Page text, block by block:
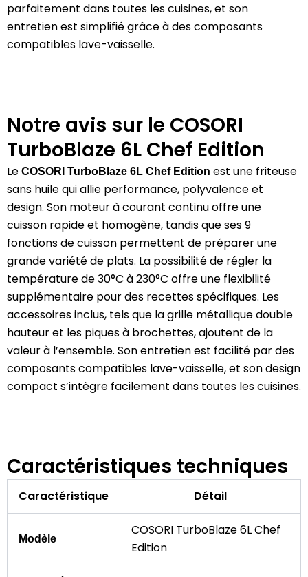
parfaitement dans toutes les cuisines, et son
entretien est simplifié grâce à des composants
compatibles lave-vaisselle.
Notre avis sur le COSORI
TurboBlaze 6L Chef Edition
Le COSORI TurboBlaze 6L Chef Edition est une friteuse
sans huile qui allie performance, polyvalence et
design. Son moteur à courant continu offre une
cuisson rapide et homogène, tandis que ses 9
fonctions de cuisson permettent de préparer une
grande variété de plats. La possibilité de régler la
température de 30°C à 230°C offre une flexibilité
supplémentaire pour des recettes spécifiques. Les
accessoires inclus, tels que la grille métallique double
hauteur et les piques à brochettes, ajoutent de la
valeur à l’ensemble. Son entretien est facilité par des
composants compatibles lave-vaisselle, et son design
compact s’intègre facilement dans toutes les cuisines.
Caractéristiques techniques
Caractéristique Détail
Modèle
COSORI TurboBlaze 6L Chef
Edition